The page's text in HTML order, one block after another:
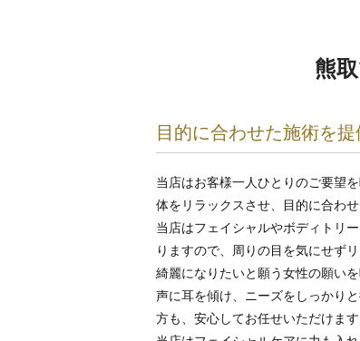
熊
目的に合わせた施術を
当店はお客様一人ひとりのご要望
体をリラックスさせ、目的に合わ
当店はフェイシャルやボディトリ
りますので、周りの目を気にせず
綺麗になりたいと願う女性の願い
声に耳を傾け、ニーズをしっかり
方も、安心してお任せいただけます